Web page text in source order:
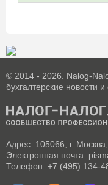
© 2014 - 2026. Nalog-
бухгалтерские новости и
Адрес: 105066, г.
Электронная почта:
Телефон: +7 (495) 134-